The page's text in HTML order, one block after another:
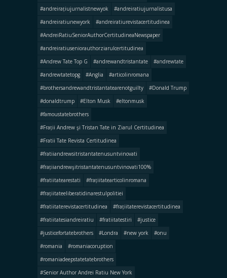
#andreirațiujurnalistnewyok
#andreiratiujurnalistusa
#andreiratiunewyork
#andreiratiurevistacertitudinea
#AndreiRatiuSeniorAuthorCertitudineaNewspaper
#andreiratiuseniorauthorziarulcertitudinea
#Andrew Tate Top G
#andrewandtristantate
#andrewtate
#andrewtatetopg
#Anglia
#articolinromana
#brothersandrewandtristantatearenotguilty
#Donald Trump
#donaldtrump
#Elton Musk
#eltonmusk
#famoustatebrothers
#Frații Andrew şi Tristan Tate in Ziarul Certitudinea
#Fratii Tate Revista Certitudinea
#fratiiandrewsitristantatenusuntvinovati
#frațiiandrewşitristantatenusuntvinovati100%
#fratiitatearestati
#frațiitatearticolinromana
#frațiitateeliberatidinarestulpolitiei
#fratiitaterevistacertitudinea
#frațiitaterevistacertitudinea
#fratiitatesiandreiratiu
#fratiitatestiri
#justice
#justicefortatebrothers
#Londra #new york
#onu
#romania
#romaniacoruption
#romaniadeepstatetatebrothers
#Senior Author Andrei Ratiu New York